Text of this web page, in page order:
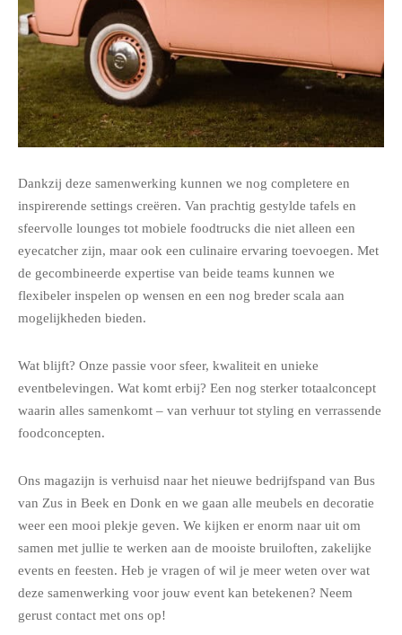
Dankzij deze samenwerking kunnen we nog completere en
inspirerende settings creëren. Van prachtig gestylde tafels en
sfeervolle lounges tot mobiele foodtrucks die niet alleen een
eyecatcher zijn, maar ook een culinaire ervaring toevoegen. Met
de gecombineerde expertise van beide teams kunnen we
flexibeler inspelen op wensen en een nog breder scala aan
mogelijkheden bieden.
Wat blijft? Onze passie voor sfeer, kwaliteit en unieke
eventbelevingen. Wat komt erbij? Een nog sterker totaalconcept
waarin alles samenkomt – van verhuur tot styling en verrassende
foodconcepten.
Ons magazijn is verhuisd naar het nieuwe bedrijfspand van Bus
van Zus in Beek en Donk en we gaan alle meubels en decoratie
weer een mooi plekje geven. We kijken er enorm naar uit om
samen met jullie te werken aan de mooiste bruiloften, zakelijke
events en feesten. Heb je vragen of wil je meer weten over wat
deze samenwerking voor jouw event kan betekenen? Neem
gerust contact met ons op!